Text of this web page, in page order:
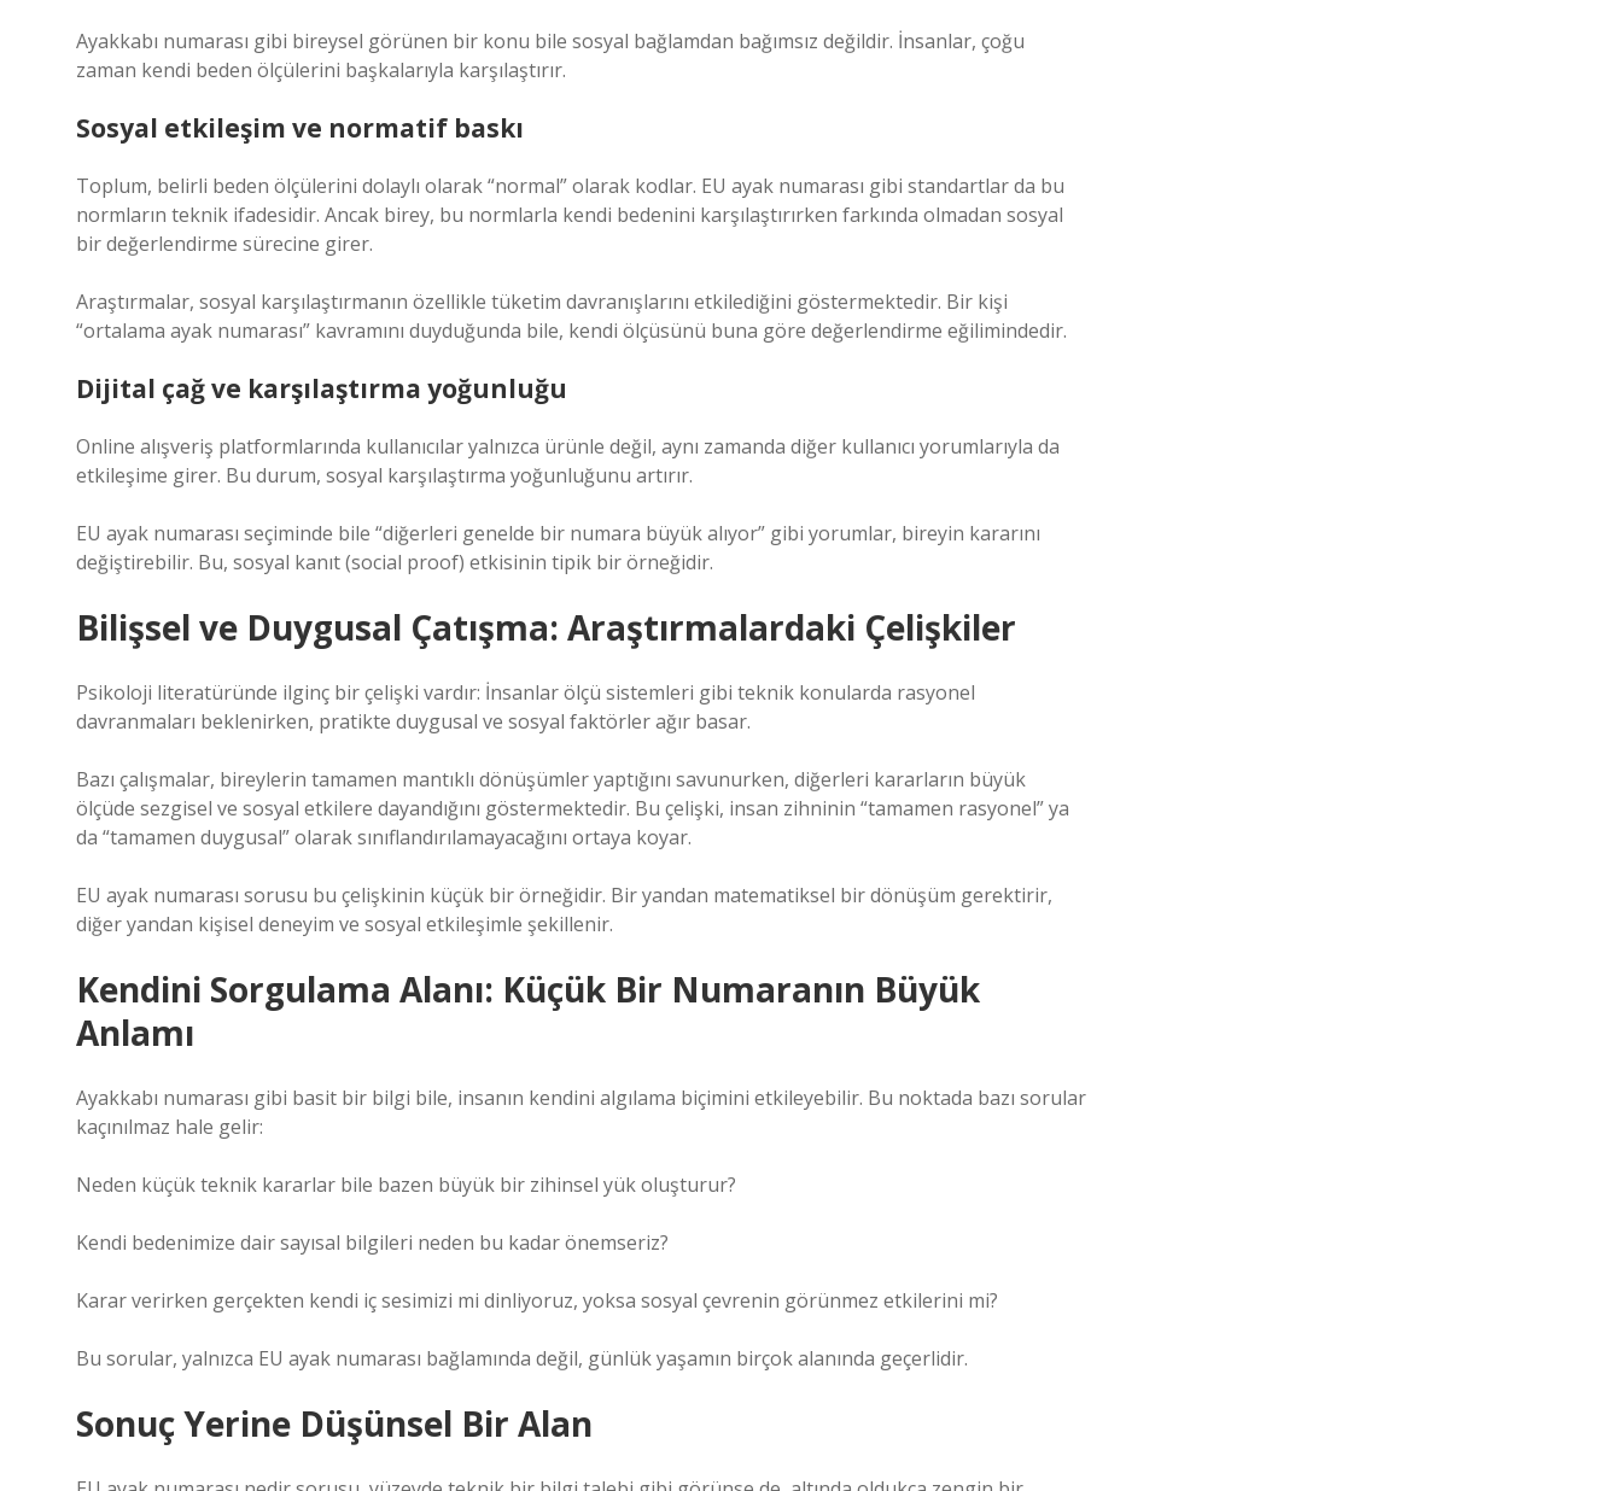
Ayakkabı numarası gibi bireysel görünen bir konu bile sosyal bağlamdan bağımsız değildir. İnsanlar, çoğu
zaman kendi beden ölçülerini başkalarıyla karşılaştırır.
Sosyal etkileşim ve normatif baskı
Toplum, belirli beden ölçülerini dolaylı olarak “normal” olarak kodlar. EU ayak numarası gibi standartlar da bu
normların teknik ifadesidir. Ancak birey, bu normlarla kendi bedenini karşılaştırırken farkında olmadan sosyal
bir değerlendirme sürecine girer.
Araştırmalar, sosyal karşılaştırmanın özellikle tüketim davranışlarını etkilediğini göstermektedir. Bir kişi
“ortalama ayak numarası” kavramını duyduğunda bile, kendi ölçüsünü buna göre değerlendirme eğilimindedir.
Dijital çağ ve karşılaştırma yoğunluğu
Online alışveriş platformlarında kullanıcılar yalnızca ürünle değil, aynı zamanda diğer kullanıcı yorumlarıyla da
etkileşime girer. Bu durum, sosyal karşılaştırma yoğunluğunu artırır.
EU ayak numarası seçiminde bile “diğerleri genelde bir numara büyük alıyor” gibi yorumlar, bireyin kararını
değiştirebilir. Bu, sosyal kanıt (social proof) etkisinin tipik bir örneğidir.
Bilişsel ve Duygusal Çatışma: Araştırmalardaki Çelişkiler
Psikoloji literatüründe ilginç bir çelişki vardır: İnsanlar ölçü sistemleri gibi teknik konularda rasyonel
davranmaları beklenirken, pratikte duygusal ve sosyal faktörler ağır basar.
Bazı çalışmalar, bireylerin tamamen mantıklı dönüşümler yaptığını savunurken, diğerleri kararların büyük
ölçüde sezgisel ve sosyal etkilere dayandığını göstermektedir. Bu çelişki, insan zihninin “tamamen rasyonel” ya
da “tamamen duygusal” olarak sınıflandırılamayacağını ortaya koyar.
EU ayak numarası sorusu bu çelişkinin küçük bir örneğidir. Bir yandan matematiksel bir dönüşüm gerektirir,
diğer yandan kişisel deneyim ve sosyal etkileşimle şekillenir.
Kendini Sorgulama Alanı: Küçük Bir Numaranın Büyük
Anlamı
Ayakkabı numarası gibi basit bir bilgi bile, insanın kendini algılama biçimini etkileyebilir. Bu noktada bazı sorular
kaçınılmaz hale gelir:
Neden küçük teknik kararlar bile bazen büyük bir zihinsel yük oluşturur?
Kendi bedenimize dair sayısal bilgileri neden bu kadar önemseriz?
Karar verirken gerçekten kendi iç sesimizi mi dinliyoruz, yoksa sosyal çevrenin görünmez etkilerini mi?
Bu sorular, yalnızca EU ayak numarası bağlamında değil, günlük yaşamın birçok alanında geçerlidir.
Sonuç Yerine Düşünsel Bir Alan